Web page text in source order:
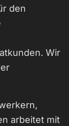
den
Wir
arbeitet mit